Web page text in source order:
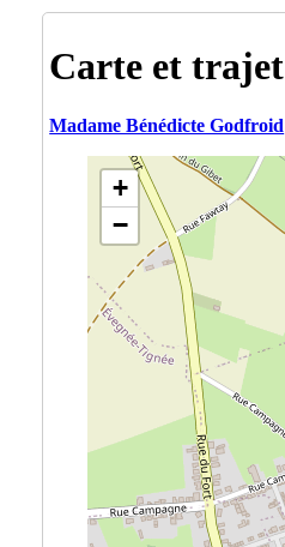
Carte et trajet
Madame Bénédicte Godfroid
+
−